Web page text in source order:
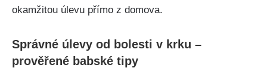
okamžitou úlevu přímo z⁢ domova.
Správné úlevy ‌od bolesti v ⁢krku –
prověřené‍ babské tipy